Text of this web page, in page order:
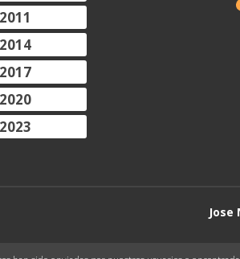
2011
2014
2017
2020
2023
Jose